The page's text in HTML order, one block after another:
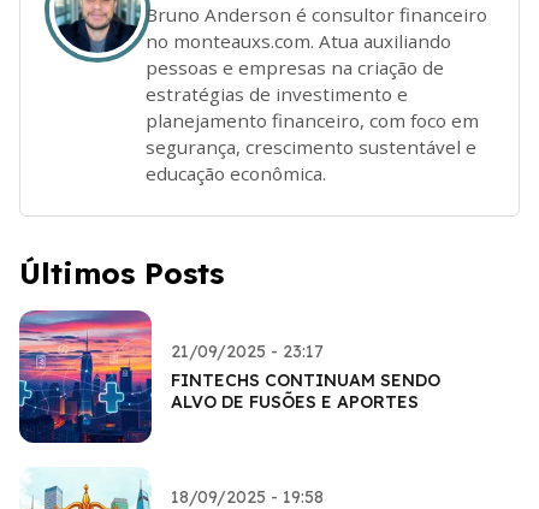
Bruno Anderson é consultor financeiro
no monteauxs.com. Atua auxiliando
pessoas e empresas na criação de
estratégias de investimento e
planejamento financeiro, com foco em
segurança, crescimento sustentável e
educação econômica.
Últimos Posts
21/09/2025 - 23:17
FINTECHS CONTINUAM SENDO
ALVO DE FUSÕES E APORTES
18/09/2025 - 19:58